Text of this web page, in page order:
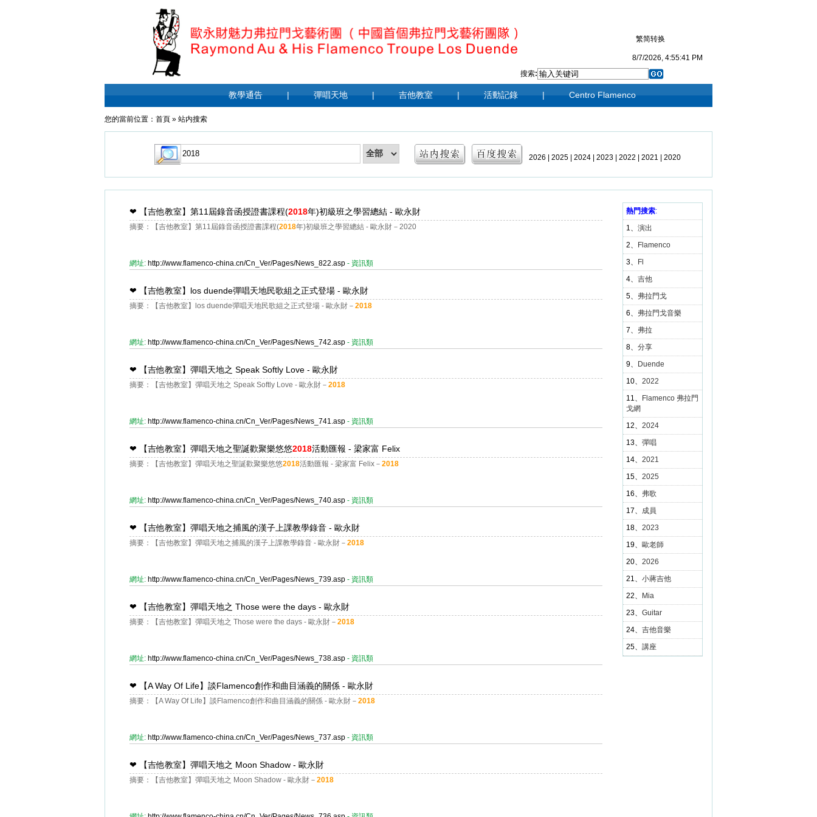
繁简转换
8/7/2026, 4:55:41 PM
搜索:
教學通告 | 彈唱天地 | 吉他教室 | 活動記錄 | Centro Flamenco
您的當前位置： 首頁 » 站内搜索
2026 2025 2024 2023 2022 2021 2020
2009|2008
❤ 【吉他教室】第11屆錄音函授證書課程(2018年)初級班之學習總結 - 歐永財
摘要：【吉他教室】第11屆錄音函授證書課程(2018年)初級班之學習總結 - 歐永財－2020
網址: http://www.flamenco-china.cn/Cn_Ver/Pages/News_822.asp - 資訊類
❤ 【吉他教室】los duende彈唱天地民歌組之正式登場 - 歐永財
摘要：【吉他教室】los duende彈唱天地民歌組之正式登場 - 歐永財－ 2018
網址: http://www.flamenco-china.cn/Cn_Ver/Pages/News_742.asp - 資訊類
❤ 【吉他教室】彈唱天地之 Speak Softly Love - 歐永財
摘要：【吉他教室】彈唱天地之 Speak Softly Love - 歐永財－ 2018
網址: http://www.flamenco-china.cn/Cn_Ver/Pages/News_741.asp - 資訊類
❤ 【吉他教室】彈唱天地之聖誕歡聚樂悠悠2018活動匯報 - 梁家富 Felix
摘要：【吉他教室】彈唱天地之聖誕歡聚樂悠悠2018活動匯報 - 梁家富 Felix－ 2018
網址: http://www.flamenco-china.cn/Cn_Ver/Pages/News_740.asp - 資訊類
❤ 【吉他教室】彈唱天地之捕風的漢子上課教學錄音 - 歐永財
摘要：【吉他教室】彈唱天地之捕風的漢子上課教學錄音 - 歐永財－ 2018
網址: http://www.flamenco-china.cn/Cn_Ver/Pages/News_739.asp - 資訊類
❤ 【吉他教室】彈唱天地之 Those were the days - 歐永財
摘要：【吉他教室】彈唱天地之 Those were the days - 歐永財－ 2018
網址: http://www.flamenco-china.cn/Cn_Ver/Pages/News_738.asp - 資訊類
❤ 【A Way Of Life】談Flamenco創作和曲目涵義的關係 - 歐永財
摘要：【A Way Of Life】談Flamenco創作和曲目涵義的關係 - 歐永財－ 2018
網址: http://www.flamenco-china.cn/Cn_Ver/Pages/News_737.asp - 資訊類
❤ 【吉他教室】彈唱天地之 Moon Shadow - 歐永財
摘要：【吉他教室】彈唱天地之 Moon Shadow - 歐永財－ 2018
熱門搜索:
1、 演出
2、
Flamenco
3、
Fl
4、 吉他
5、 弗拉門戈
6、 弗拉門戈音樂
7、 弗拉
8、 分享
9、
Duende
10、 2022
11、
Flamenco 弗拉門
戈網
12、 2024
13、 彈唱
14、 2021
15、 2025
16、 弗歌
17、 成員
18、 2023
19、 歐老師
20、 2026
21、 小蔣吉他
22、
Mia
23、 Guitar
24、 吉他音樂
25、 講座